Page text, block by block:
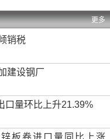
0.00% -0.90%
元/吨
美元/吨
卢比/吨
更多
销税
建设钢厂
口量环比上升21.39%
板卷进口量同比上涨